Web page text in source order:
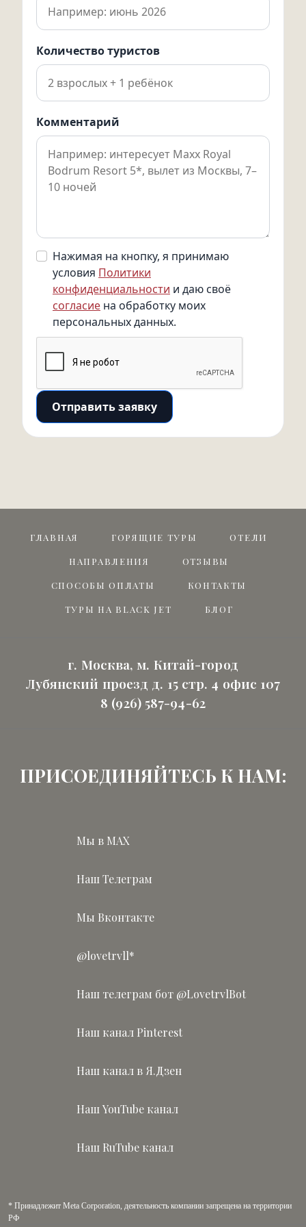
или улетаете поздно – зона Freezone: оставьте багаж,
отъезде на авто вам дадут ланч-бокс, воду и
ароматизированные салфетки.
становитесь частью богемной тусовки, но при этом
встретить знаменитость в спа-центре или поужинать в
ресторане, который существует всего в семи
Количество туристов
Комментарий
Нажимая на кнопку, я принимаю
условия Политики
конфиденциальности и даю своё
согласие на обработку моих
персональных данных.
Отправить заявку
ГЛАВНАЯ ГОРЯЩИЕ ТУРЫ ОТЕЛИ
НАПРАВЛЕНИЯ ОТЗЫВЫ
СПОСОБЫ ОПЛАТЫ КОНТАКТЫ
ТУРЫ НА BLACK JET БЛОГ
г. Москва, м. Китай-город
Лубянский проезд д. 15 стр. 4 офис 107
8 (926) 587-94-62
ПРИСОЕДИНЯЙТЕСЬ К НАМ:
Мы в MAX
Наш Телеграм
Мы Вконтакте
@lovetrvll*
Наш телеграм бот @LovetrvlBot
Наш канал Pinterest
Наш канал в Я.Дзен
Наш YouTube канал
Наш RuTube канал
* Принадлежит Meta Corporation, деятельность компании запрещена на территории
РФ